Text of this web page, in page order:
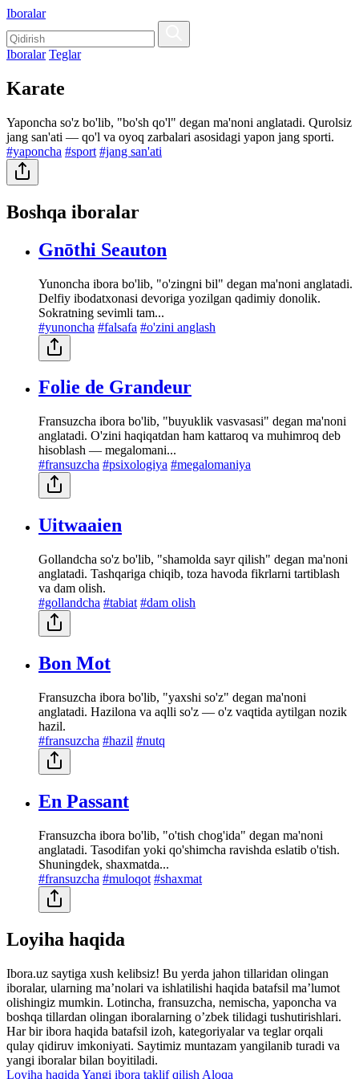
Iboralar
Iboralar Teglar
Karate
Yaponcha so'z bo'lib, "bo'sh qo'l" degan ma'noni anglatadi. Qurolsiz
jang san'ati — qo'l va oyoq zarbalari asosidagi yapon jang sporti.
#yaponcha #sport #jang san'ati
Boshqa iboralar
Gnōthi Seauton
Yunoncha ibora bo'lib, "o'zingni bil" degan ma'noni anglatadi.
Delfiy ibodatxonasi devoriga yozilgan qadimiy donolik.
Sokratning sevimli tam...
#yunoncha #falsafa #o'zini anglash
Folie de Grandeur
Fransuzcha ibora bo'lib, "buyuklik vasvasasi" degan ma'noni
anglatadi. O'zini haqiqatdan ham kattaroq va muhimroq deb
hisoblash — megalomani...
#fransuzcha #psixologiya #megalomaniya
Uitwaaien
Gollandcha so'z bo'lib, "shamolda sayr qilish" degan ma'noni
anglatadi. Tashqariga chiqib, toza havoda fikrlarni tartiblash
va dam olish.
#gollandcha #tabiat #dam olish
Bon Mot
Fransuzcha ibora bo'lib, "yaxshi so'z" degan ma'noni
anglatadi. Hazilona va aqlli so'z — o'z vaqtida aytilgan nozik
hazil.
#fransuzcha #hazil #nutq
En Passant
Fransuzcha ibora bo'lib, "o'tish chog'ida" degan ma'noni
anglatadi. Tasodifan yoki qo'shimcha ravishda eslatib o'tish.
Shuningdek, shaxmatda...
#fransuzcha #muloqot #shaxmat
Loyiha haqida
Ibora.uz saytiga xush kelibsiz! Bu yerda jahon tillaridan olingan
iboralar, ularning maʼnolari va ishlatilishi haqida batafsil maʼlumot
olishingiz mumkin. Lotincha, fransuzcha, nemischa, yaponcha va
boshqa tillardan olingan iboralarning oʼzbek tilidagi tushutirishlari.
Har bir ibora haqida batafsil izoh, kategoriyalar va teglar orqali
qulay qidiruv imkoniyati. Saytimiz muntazam yangilanib turadi va
yangi iboralar bilan boyitiladi.
Loyiha haqida Yangi ibora taklif qilish Aloqa